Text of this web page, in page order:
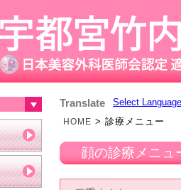
Translate Select Language
HOME > 診療メニュー
顔の診療メニュ